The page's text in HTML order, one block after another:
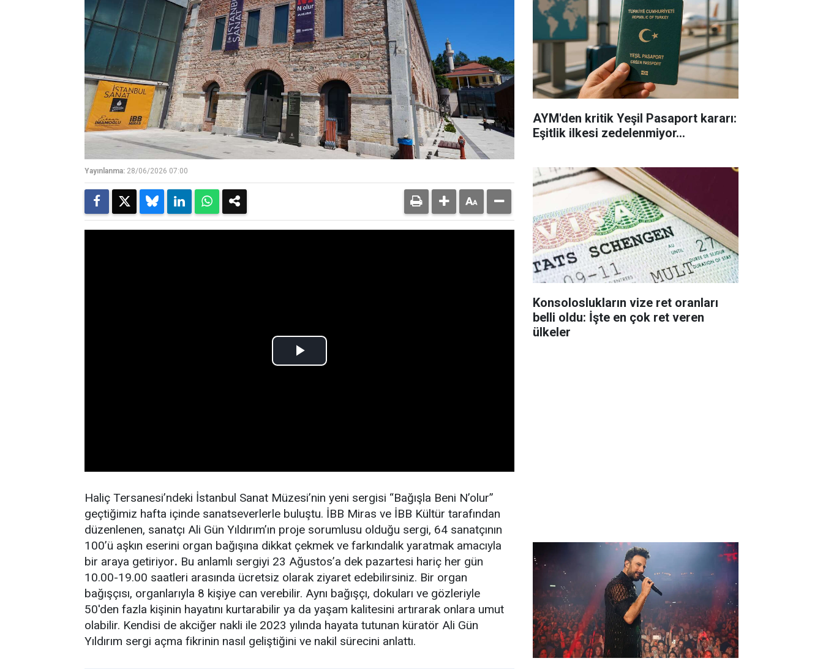
Yayınlanma: 28/06/2026 07:00
Haliç Tersanesi’ndeki İstanbul Sanat Müzesi’nin yeni sergisi “Bağışla Beni N’olur”
geçtiğimiz hafta içinde sanatseverlerle buluştu. İBB Miras ve İBB Kültür tarafından
düzenlenen, sanatçı Ali Gün Yıldırım’ın proje sorumlusu olduğu sergi, 64 sanatçının
100’ü aşkın eserini organ bağışına dikkat çekmek ve farkındalık yaratmak amacıyla
bir araya getiriyor. Bu anlamlı sergiyi 23 Ağustos’a dek pazartesi hariç her gün
10.00-19.00 saatleri arasında ücretsiz olarak ziyaret edebilirsiniz. Bir organ
bağışçısı, organlarıyla 8 kişiye can verebilir. Aynı bağışçı, dokuları ve gözleriyle
50'den fazla kişinin hayatını kurtarabilir ya da yaşam kalitesini artırarak onlara umut
olabilir. Kendisi de akciğer nakli ile 2023 yılında hayata tutunan küratör Ali Gün
Yıldırım sergi açma fikrinin nasıl geliştiğini ve nakil sürecini anlattı.
AYM'den kritik Yeşil Pasaport kararı:
Eşitlik ilkesi zedelenmiyor...
Konsoloslukların vize ret oranları
belli oldu: İşte en çok ret veren
ülkeler